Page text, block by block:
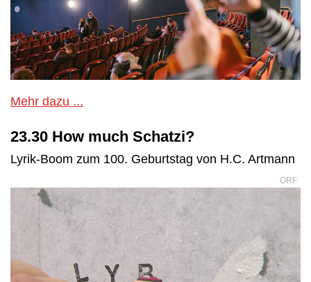
Mehr dazu ...
23.30 How much Schatzi?
Lyrik-Boom zum 100. Geburtstag von H.C. Artmann
ORF